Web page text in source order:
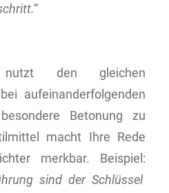
den gleichen
aufeinanderfolgenden
Betonung zu
macht Ihre Rede
merkbar. Beispiel:
sind der Schlüssel